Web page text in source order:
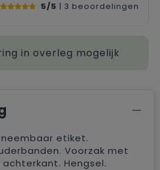
5/5 | 3 beoordelingen
in overleg mogelijk
etiket.
Voorzak met
Hengsel.